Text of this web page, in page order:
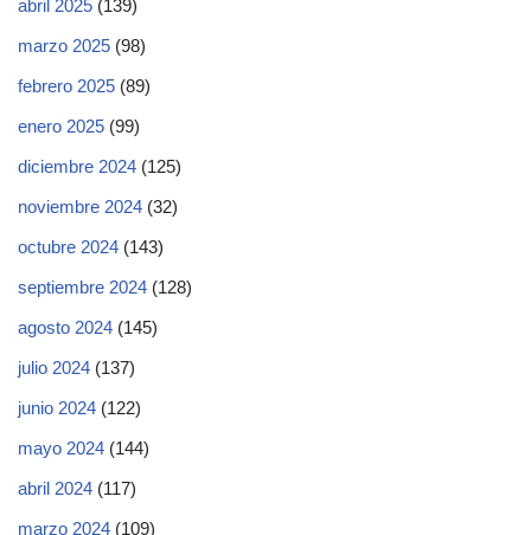
abril 2025 (139)
marzo 2025 (98)
febrero 2025 (89)
enero 2025 (99)
diciembre 2024 (125)
noviembre 2024 (32)
octubre 2024 (143)
septiembre 2024 (128)
agosto 2024 (145)
julio 2024 (137)
junio 2024 (122)
mayo 2024 (144)
abril 2024 (117)
marzo 2024 (109)